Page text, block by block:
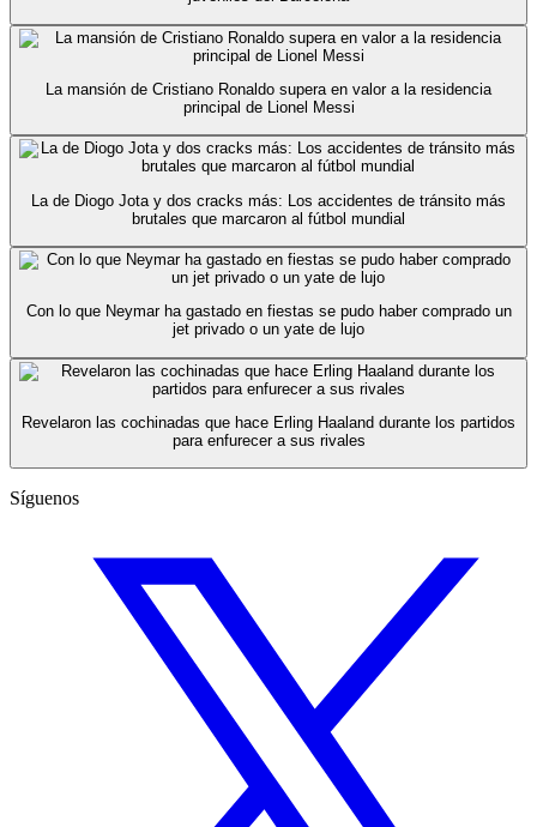
La mansión de Cristiano Ronaldo supera en valor a la residencia
principal de Lionel Messi
La de Diogo Jota y dos cracks más: Los accidentes de tránsito más
brutales que marcaron al fútbol mundial
Con lo que Neymar ha gastado en fiestas se pudo haber comprado un
jet privado o un yate de lujo
Revelaron las cochinadas que hace Erling Haaland durante los partidos
para enfurecer a sus rivales
Síguenos